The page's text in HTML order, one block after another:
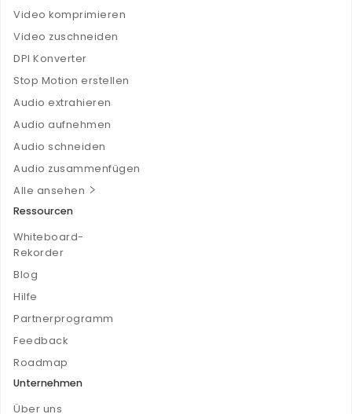
Video komprimieren
Video zuschneiden
DPI Konverter
Stop Motion erstellen
Audio extrahieren
Audio aufnehmen
Audio schneiden
Audio zusammenfügen
Alle ansehen
Ressourcen
Whiteboard-
Rekorder
Blog
Hilfe
Partnerprogramm
Feedback
Roadmap
Unternehmen
Über uns